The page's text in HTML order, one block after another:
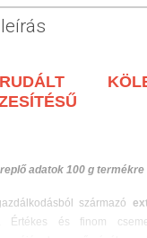
adatok 100 g termékre
származó
Értékes és finom